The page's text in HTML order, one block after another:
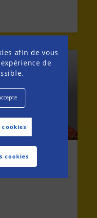
afin de vous
de
cookies
cookies
MENU DE LA SEMAINE
AU SAMEDI